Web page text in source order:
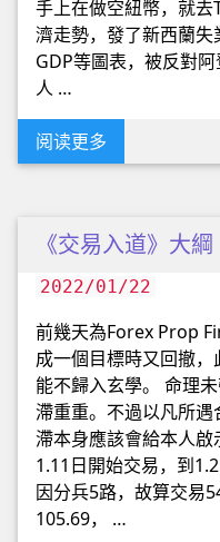
手上在做空紐幣，就
濟走勢，發了新西蘭失
GDP等圖表，被反對
人 …
阅读更多
《交易入道》大綱
2022/01/22
前幾天為Forex Prop
成一個目標時又回撤
能不歸入玄學。 命理
滯重重。不過以凡所
滯本身應該會給本人
1.11日開始交易，到
因分兵5路，故算交易
105.69， …